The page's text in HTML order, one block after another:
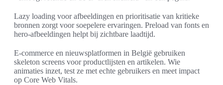
Lazy loading voor afbeeldingen en prioritisatie van kritieke
bronnen zorgt voor soepelere ervaringen. Preload van fonts en
hero-afbeeldingen helpt bij zichtbare laadtijd.
E-commerce en nieuwsplatformen in België gebruiken
skeleton screens voor productlijsten en artikelen. Wie
animaties inzet, test ze met echte gebruikers en meet impact
op Core Web Vitals.